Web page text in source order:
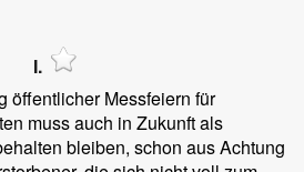
I.
öffentlicher Messfeiern für
muss auch in Zukunft als
bleiben, schon aus Achtung